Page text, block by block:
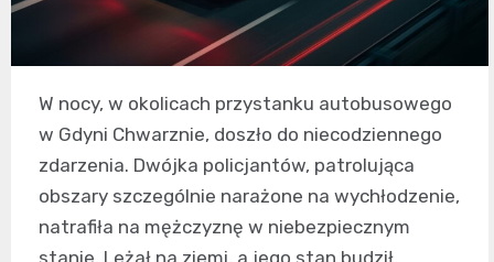
W nocy, w okolicach przystanku autobusowego
w Gdyni Chwarznie, doszło do niecodziennego
zdarzenia. Dwójka policjantów, patrolująca
obszary szczególnie narażone na wychłodzenie,
natrafiła na mężczyznę w niebezpiecznym
stanie. Leżał na ziemi, a jego stan budził